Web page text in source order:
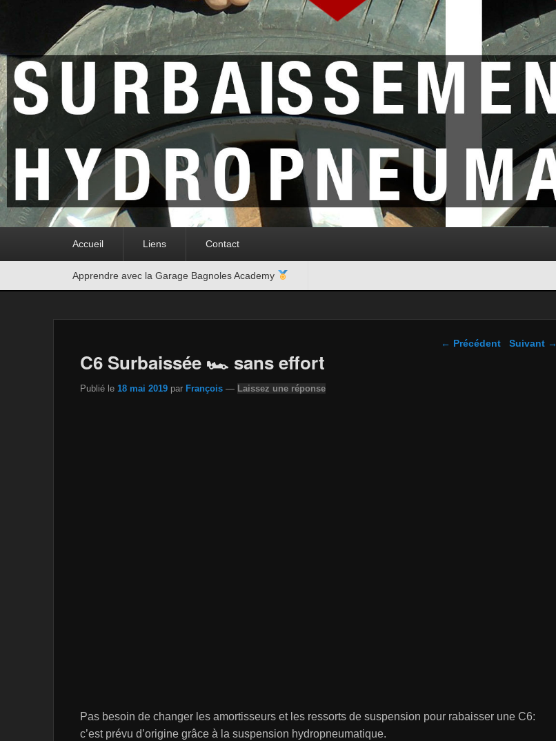
Accueil Liens Contact
Apprendre avec la Garage Bagnoles Academy
Navigation dans les
← Précédent Suivant →
C6 Surbaissée 🏎 sans effort
Publié le 18 mai 2019 par François — Laissez une réponse
Pas besoin de changer les amortisseurs et les ressorts de suspension pour rabaisser une C6:
c’est prévu d’origine grâce à la suspension hydropneumatique.